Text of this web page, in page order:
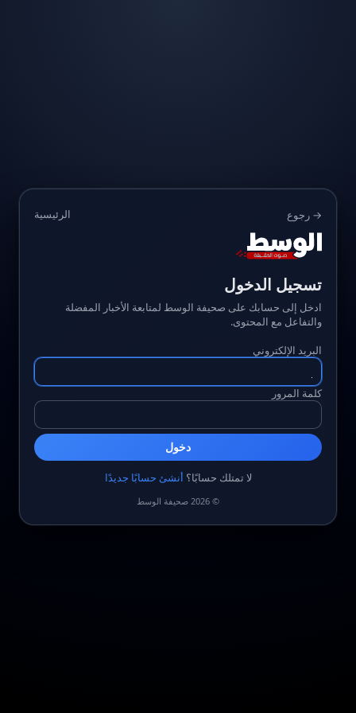
→ رجوع الرئيسية
تسجيل الدخول
ادخل إلى حسابك على صحيفة الوسط لمتابعة الأخبار المفضلة
والتفاعل مع المحتوى.
البريد الإلكتروني
كلمة المرور
دخول
لا تمتلك حسابًا؟ أنشئ حسابًا جديدًا
© 2026 صحيفة الوسط